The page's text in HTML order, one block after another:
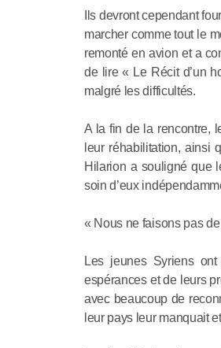
Ils devront cependant
marcher comme tout le
remonté en avion et a
de lire « Le Récit d’un
malgré les difficultés.
A la fin de la rencontre,
leur réhabilitation, ainsi
Hilarion a souligné que
soin d’eux
« Nous ne faisons pas
Les jeunes Syriens
espérances et de leurs
avec beaucoup de
leur pays leur manquait